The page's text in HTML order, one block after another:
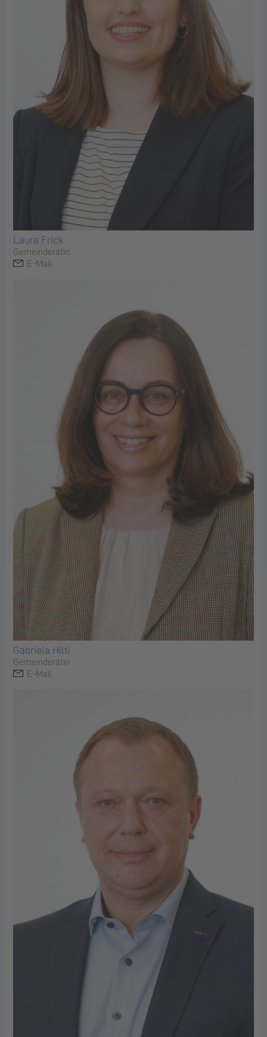
Laura Frick
Gemeinderätin
E-Mail
Gabriela Hilti
Gemeinderätin
E-Mail